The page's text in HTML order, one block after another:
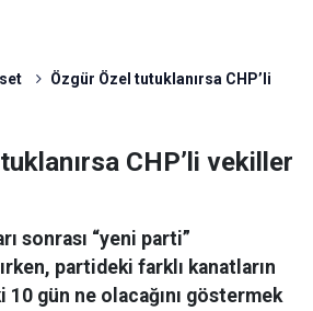
Özgür Özel tutuklanırsa CHP’li
CHP’li vekiller
sonrası “yeni parti”
partideki farklı kanatların
10 gün ne olacağını göstermek